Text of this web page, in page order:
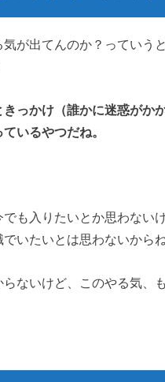
が出てんのか？っていう
きっかけ（誰かに迷惑が
いるやつだね。
も入りたいとか思わない
いたいとは思わないからね
ないけど、このやる気、